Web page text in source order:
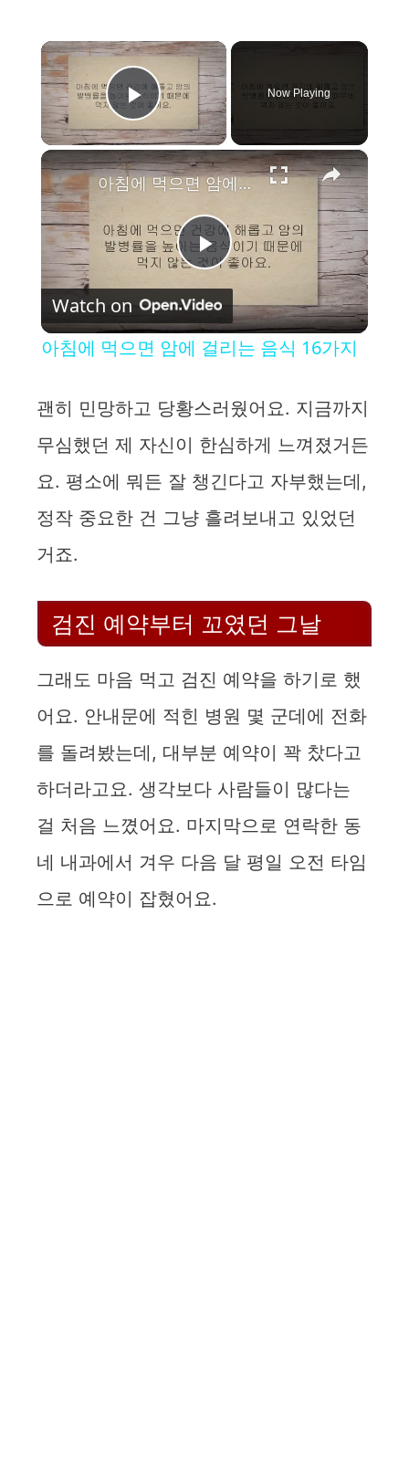
×
Play Video
Now Playing
×
P
l
y
V
d
e
o
아침에 먹으면 암에 걸리는 음식 16가지
Watch on
아침에 먹으면 암에 걸리는 음식 16가지
괜히 민망하고 당황스러웠어요. 지금까지
무심했던 제 자신이 한심하게 느껴졌거든
요. 평소에 뭐든 잘 챙긴다고 자부했는데,
정작 중요한 건 그냥 흘려보내고 있었던
거죠.
검진 예약부터 꼬였던 그날
그래도 마음 먹고 검진 예약을 하기로 했
어요. 안내문에 적힌 병원 몇 군데에 전화
를 돌려봤는데, 대부분 예약이 꽉 찼다고
하더라고요. 생각보다 사람들이 많다는
걸 처음 느꼈어요. 마지막으로 연락한 동
네 내과에서 겨우 다음 달 평일 오전 타임
으로 예약이 잡혔어요.